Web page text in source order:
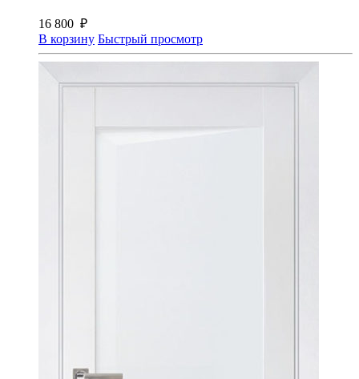
16 800 ₽
В корзину Быстрый просмотр